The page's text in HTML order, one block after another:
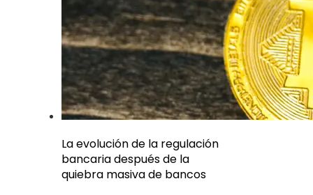
La evolución de la regulación
bancaria después de la
quiebra masiva de bancos